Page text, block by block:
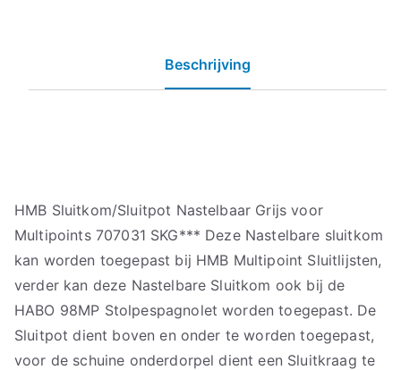
Beschrijving
HMB Sluitkom/Sluitpot Nastelbaar Grijs voor
Multipoints 707031 SKG*** Deze Nastelbare sluitkom
kan worden toegepast bij HMB Multipoint Sluitlijsten,
verder kan deze Nastelbare Sluitkom ook bij de
HABO 98MP Stolpespagnolet worden toegepast. De
Sluitpot dient boven en onder te worden toegepast,
voor de schuine onderdorpel dient een Sluitkraag te